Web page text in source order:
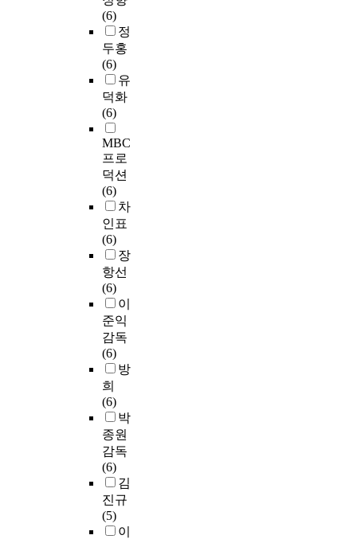
(6)
정
두홍
(6)
유
덕화
(6)
MBC
프로
덕션
(6)
차
인표
(6)
장
항선
(6)
이
준익
감독
(6)
방
희
(6)
박
종원
감독
(6)
김
진규
(5)
이